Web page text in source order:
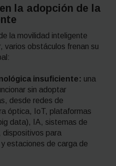
la adopción de la
la movilidad inteligente
varios obstáculos frenan su
insuficiente: una
sin adoptar
desde redes de
óptica, IoT, plataformas
data), IA, sistemas de
para
estaciones de carga de